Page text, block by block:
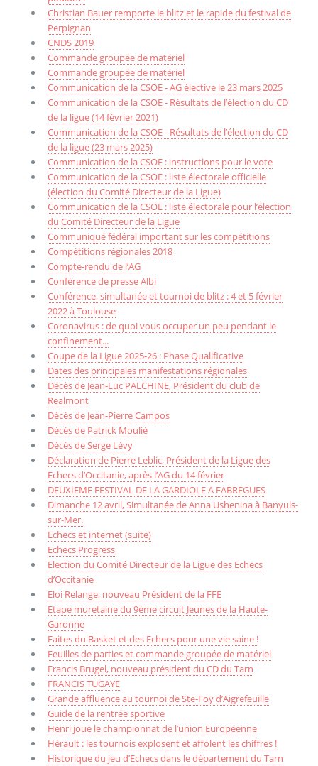
Christian Bauer remporte le blitz et le rapide du festival de
Perpignan
CNDS 2019
Commande groupée de matériel
Commande groupée de matériel
Communication de la CSOE - AG élective le 23 mars 2025
Communication de la CSOE - Résultats de l’élection du CD
de la ligue (14 février 2021)
Communication de la CSOE - Résultats de l’élection du CD
de la ligue (23 mars 2025)
Communication de la CSOE : instructions pour le vote
Communication de la CSOE : liste électorale officielle
(élection du Comité Directeur de la Ligue)
Communication de la CSOE : liste électorale pour l’élection
du Comité Directeur de la Ligue
Communiqué fédéral important sur les compétitions
Compétitions régionales 2018
Compte-rendu de l’AG
Conférence de presse Albi
Conférence, simultanée et tournoi de blitz : 4 et 5 février
2022 à Toulouse
Coronavirus : de quoi vous occuper un peu pendant le
confinement...
Coupe de la Ligue 2025-26 : Phase Qualificative
Dates des principales manifestations régionales
Décès de Jean-Luc PALCHINE, Président du club de
Realmont
Décès de Jean-Pierre Campos
Décès de Patrick Moulié
Décès de Serge Lévy
Déclaration de Pierre Leblic, Président de la Ligue des
Echecs d’Occitanie, après l’AG du 14 février
DEUXIEME FESTIVAL DE LA GARDIOLE A FABREGUES
Dimanche 12 avril, Simultanée de Anna Ushenina à Banyuls-
sur-Mer.
Echecs et internet (suite)
Echecs Progress
Election du Comité Directeur de la Ligue des Echecs
d’Occitanie
Eloi Relange, nouveau Président de la FFE
Etape muretaine du 9ème circuit Jeunes de la Haute-
Garonne
Faites du Basket et des Echecs pour une vie saine !
Feuilles de parties et commande groupée de matériel
Francis Brugel, nouveau président du CD du Tarn
FRANCIS TUGAYE
Grande affluence au tournoi de Ste-Foy d’Aigrefeuille
Guide de la rentrée sportive
Henri joue le championnat de l’union Européenne
Hérault : les tournois explosent et affolent les chiffres !
Historique du jeu d’Echecs dans le département du Tarn